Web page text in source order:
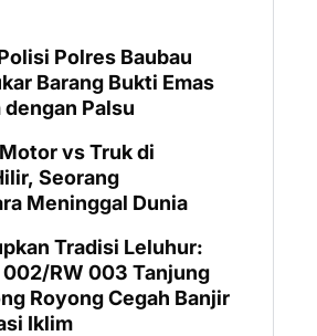
Polres Baubau
Barang Bukti Emas
Palsu
vs Truk di
Seorang
Meninggal Dunia
Tradisi Leluhur:
002/RW 003 Tanjung
Royong Cegah Banjir
Iklim